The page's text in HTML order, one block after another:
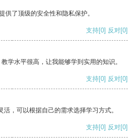
供了顶级的安全性和隐私保护。
支持[0] 反对[0]
学水平很高，让我能够学到实用的知识。
支持[0] 反对[0]
，可以根据自己的需求选择学习方式。
支持[0] 反对[0]